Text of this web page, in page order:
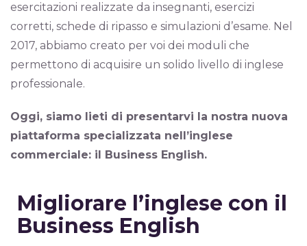
esercitazioni realizzate da insegnanti, esercizi
corretti, schede di ripasso e simulazioni d’esame. Nel
2017, abbiamo creato per voi dei moduli che
permettono di acquisire un solido livello di inglese
professionale.
Oggi, siamo lieti di presentarvi la nostra nuova
piattaforma specializzata nell’inglese
commerciale: il Business English.
Migliorare l’inglese con il
Business English